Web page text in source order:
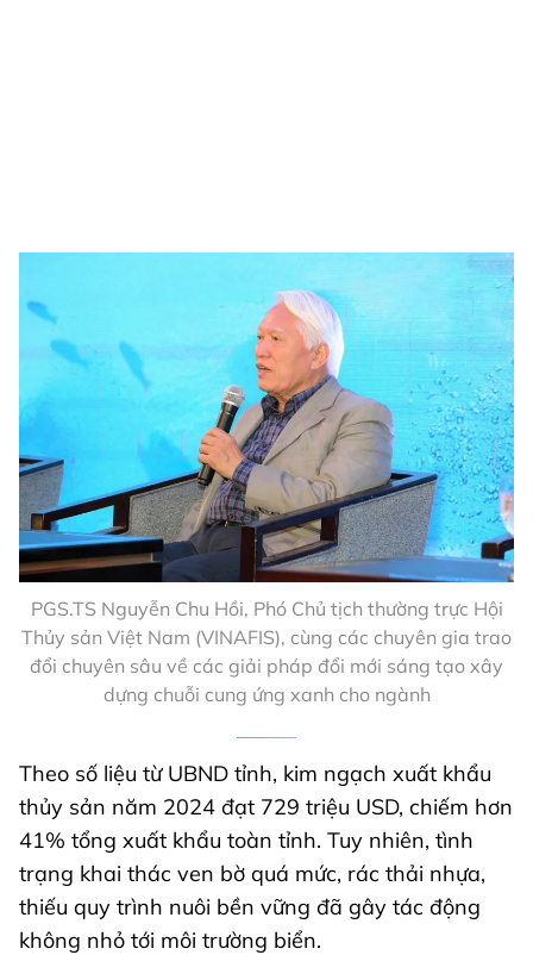
PGS.TS Nguyễn Chu Hồi, Phó Chủ tịch thường trực Hội
Thủy sản Việt Nam (VINAFIS), cùng các chuyên gia trao
đổi chuyên sâu về các giải pháp đổi mới sáng tạo xây
dựng chuỗi cung ứng xanh cho ngành
Theo số liệu từ UBND tỉnh, kim ngạch xuất khẩu
thủy sản năm 2024 đạt 729 triệu USD, chiếm hơn
41% tổng xuất khẩu toàn tỉnh. Tuy nhiên, tình
trạng khai thác ven bờ quá mức, rác thải nhựa,
thiếu quy trình nuôi bền vững đã gây tác động
không nhỏ tới môi trường biển.